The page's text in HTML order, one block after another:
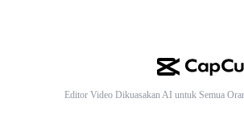
Editor Video Dikuasakan AI untuk Semua